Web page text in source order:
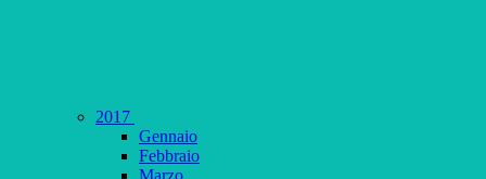
2017
Gennaio
Febbraio